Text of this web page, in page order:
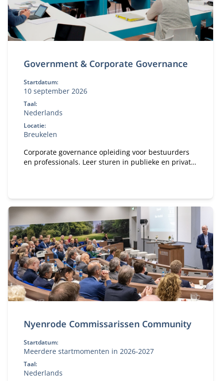
Government & Corporate Governance
Startdatum:
10 september 2026
Taal:
Nederlands
Locatie:
Breukelen
Corporate governance opleiding voor bestuurders
en professionals. Leer sturen in publieke en private
Nyenrode Commissarissen Community
Startdatum:
Meerdere startmomenten in 2026-2027
Taal:
Nederlands